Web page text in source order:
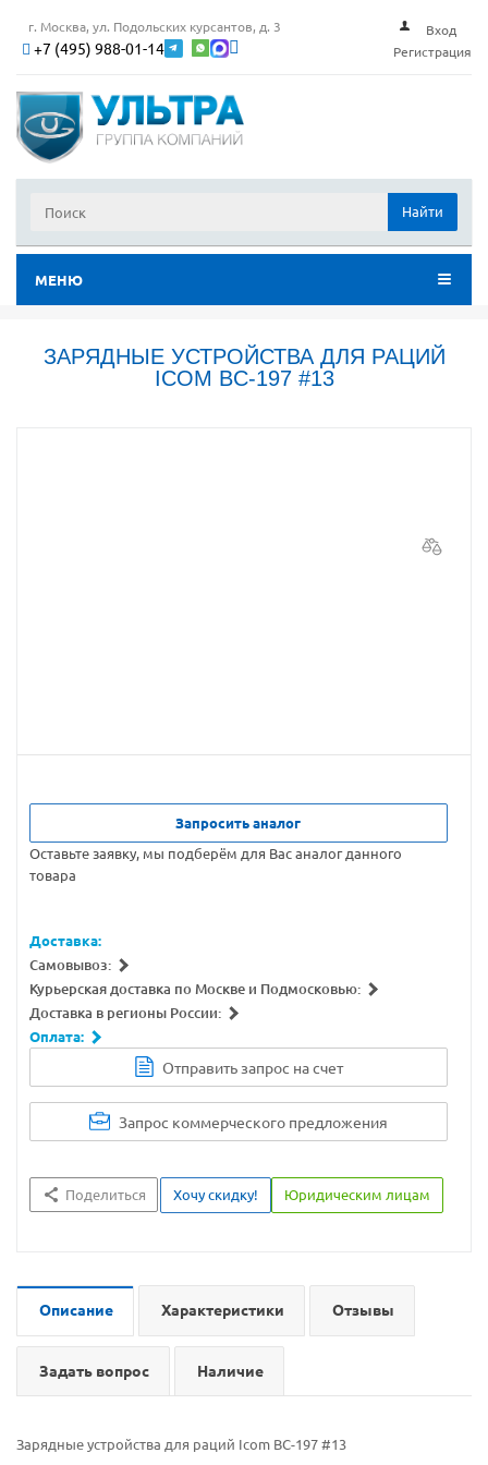
г. Москва, ул. Подольских курсантов, д. 3
+7 (495) 988-01-14
Вход
Регистрация
Найти
МЕНЮ
ЗАРЯДНЫЕ УСТРОЙСТВА ДЛЯ РАЦИЙ
ICOM BC-197 #13
Запросить аналог
Оставьте заявку, мы подберём для Вас аналог данного
товара
Доставка:
Самовывоз:
Курьерская доставка по Москве и Подмосковью:
Доставка в регионы России:
Оплата:
Отправить запрос на счет
Запрос коммерческого предложения
Поделиться Хочу скидку! Юридическим лицам
Описание Характеристики Отзывы
Задать вопрос Наличие
Зарядные устройства для раций Icom BC-197 #13